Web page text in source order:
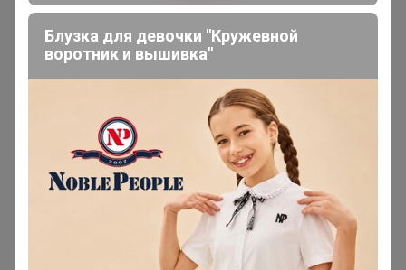
IvAnna
Сообщения пользователя
Сообщения пользователя —IvAnna
1 5
Показаны записи 1-10из987.
Блузка для девочки "Кружевной
воротник и вышивка"